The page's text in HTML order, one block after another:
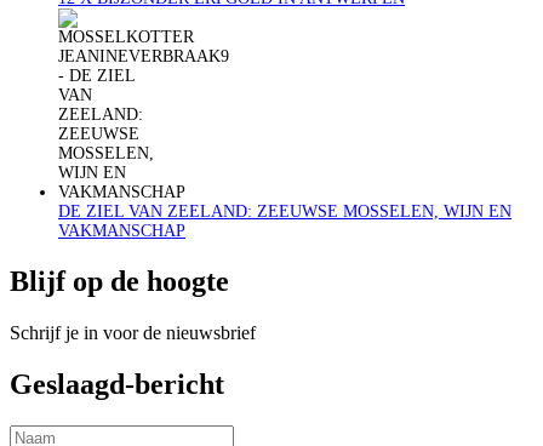
DE ZIEL VAN ZEELAND: ZEEUWSE MOSSELEN, WIJN EN
VAKMANSCHAP
Blijf op de hoogte
Schrijf je in voor de nieuwsbrief
Geslaagd-bericht